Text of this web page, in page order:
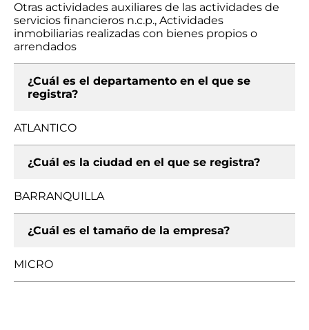
Otras actividades auxiliares de las actividades de
servicios financieros n.c.p., Actividades
inmobiliarias realizadas con bienes propios o
arrendados
¿Cuál es el departamento en el que se
registra?
ATLANTICO
¿Cuál es la ciudad en el que se registra?
BARRANQUILLA
¿Cuál es el tamaño de la empresa?
MICRO